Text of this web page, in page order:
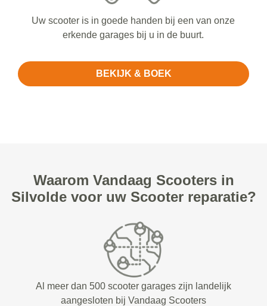
Uw scooter is in goede handen bij een van onze
erkende garages bij u in de buurt.
BEKIJK & BOEK
Waarom Vandaag Scooters in
Silvolde voor uw Scooter reparatie?
Al meer dan 500 scooter garages zijn landelijk
aangesloten bij Vandaag Scooters